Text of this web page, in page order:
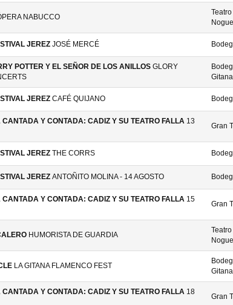
NABUCCO
JEREZ JOSÉ MERCÉ
POTTER Y EL SEÑOR DE LOS ANILLOS GLORY
JEREZ CAFÉ QUIJANO
CANTADA Y CONTADA: CADIZ Y SU TEATRO FALLA 13
Gran
JEREZ THE CORRS
JEREZ ANTOÑITO MOLINA - 14 AGOSTO
CANTADA Y CONTADA: CADIZ Y SU TEATRO FALLA 15
Gran
HUMORISTA DE GUARDIA
LA GITANA FLAMENCO FEST
CANTADA Y CONTADA: CADIZ Y SU TEATRO FALLA 18
Gran